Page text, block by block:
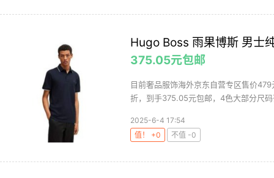
Hugo Boss 雨果博斯 男士
375.05元包邮
目前奢品服饰海外京东自营专区售价
折，到手375.05元包邮，4色大部分尺
2025-6-4 17:54
值！ +0
不值 -0